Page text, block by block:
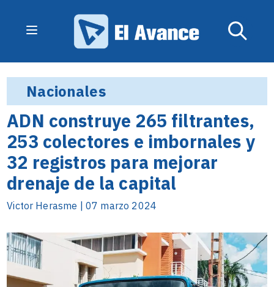
Nacionales
ADN construye 265 filtrantes,
253 colectores e imbornales y
32 registros para mejorar
drenaje de la capital
Victor Herasme | 07 marzo 2024